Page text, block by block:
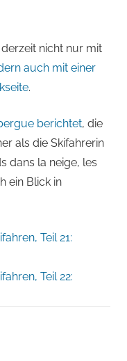
nicht nur mit
auch mit einer
.
berichtet, die
als die Skifahrerin
dans la neige, les
ein Blick in
Teil 21:
Teil 22: